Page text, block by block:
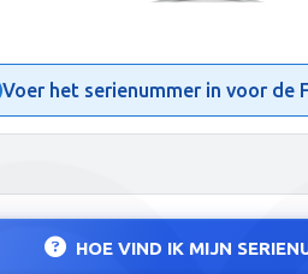
Voer het serienummer in voor de
HOE VIND IK MIJN